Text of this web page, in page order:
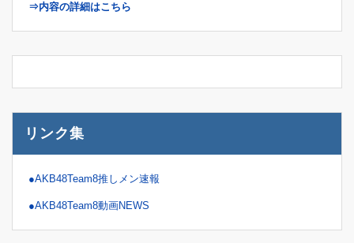
⇒内容の詳細はこちら
リンク集
●AKB48Team8推しメン速報
●AKB48Team8動画NEWS